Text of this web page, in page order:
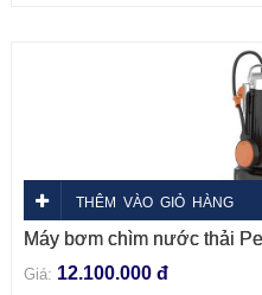
THÊM VÀO GIỎ HÀNG
Máy bơm chìm nước thải
Giá: 12.100.000 đ